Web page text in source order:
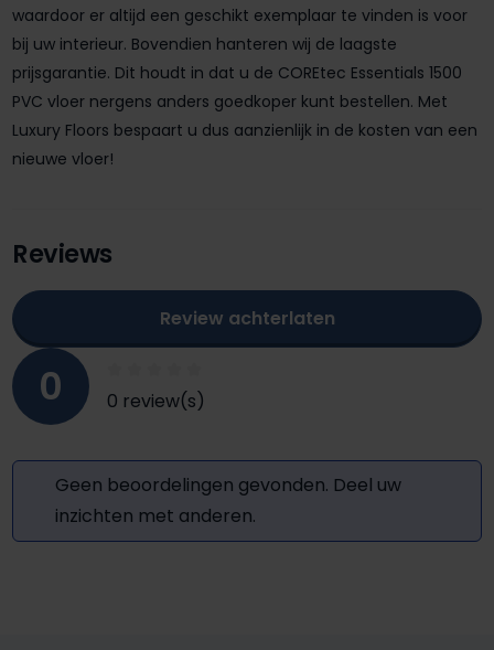
waardoor er altijd een geschikt exemplaar te vinden is voor
bij uw interieur. Bovendien hanteren wij de laagste
prijsgarantie. Dit houdt in dat u de COREtec Essentials 1500
PVC vloer nergens anders goedkoper kunt bestellen. Met
Luxury Floors bespaart u dus aanzienlijk in de kosten van een
nieuwe vloer!
Reviews
0 0 review(s)
Review achterlaten
Geen beoordelingen gevonden. Deel uw
inzichten met anderen.